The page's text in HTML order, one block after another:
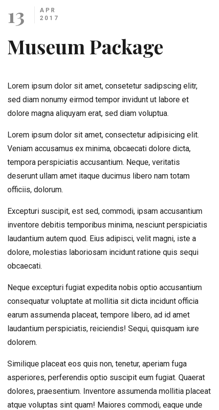
13
APR
2017
Museum Package
Lorem ipsum dolor sit amet, consetetur sadipscing elitr,
sed diam nonumy eirmod tempor invidunt ut labore et
dolore magna aliquyam erat, sed diam voluptua.
Lorem ipsum dolor sit amet, consectetur adipisicing elit.
Veniam accusamus ex minima, obcaecati dolore dicta,
tempora perspiciatis accusantium. Neque, veritatis
deserunt ullam amet itaque ducimus libero nam totam
officiis, dolorum.
Excepturi suscipit, est sed, commodi, ipsam accusantium
inventore debitis temporibus minima, nesciunt perspiciatis
laudantium autem quod. Eius adipisci, velit magni, iste a
dolore, molestias laboriosam incidunt ratione quis sequi
obcaecati.
Neque excepturi fugiat expedita nobis optio accusantium
consequatur voluptate at mollitia sit dicta incidunt officia
earum assumenda placeat, tempore libero, ad id amet
laudantium perspiciatis, reiciendis! Sequi, quisquam iure
dolorem.
Similique placeat eos quis non, tenetur, aperiam fuga
asperiores, perferendis optio suscipit eum fugiat. Quaerat
dolores, praesentium. Inventore assumenda mollitia placeat
atque voluptas sint quam! Maiores commodi, eaque unde